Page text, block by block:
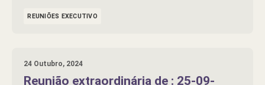
REUNIÕES EXECUTIVO
24 Outubro, 2024
Reunião extraordinária de : 25-09-